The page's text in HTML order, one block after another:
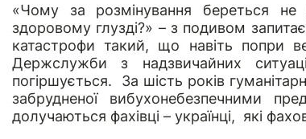
«Чому за розмінування береться
здоровому глузді?» – з подивом
катастрофи такий, що навіть попри
Держслужби з надзвичайних
погіршується. За шість років
забрудненої вибухонебезпечними
долучаються фахівці – українці, які